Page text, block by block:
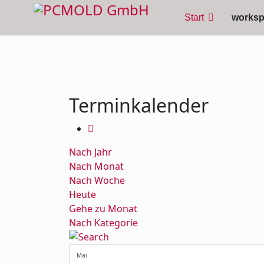
Start
Terminkalender
Nach Jahr
Nach Monat
Nach Woche
Heute
Gehe zu Monat
Nach Kategorie